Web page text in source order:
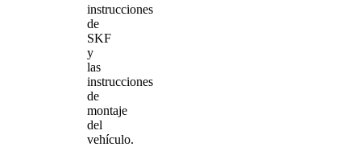
instrucciones
de
SKF
y
las
instrucciones
de
montaje
del
vehículo.